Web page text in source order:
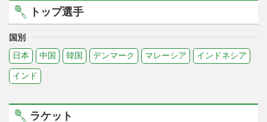
トップ選手
国別
日本
中国 韓国 デンマーク マレーシア インドネシア
インド
ラケット